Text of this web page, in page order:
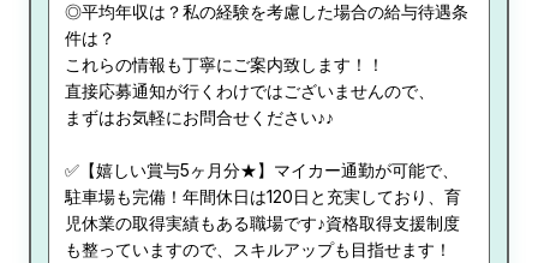
◎平均年収は？私の経験を考慮した場合の給与待遇条
件は？
これらの情報も丁寧にご案内致します！！
直接応募通知が行くわけではございませんので、
まずはお気軽にお問合せください♪♪
✅【嬉しい賞与5ヶ月分★】マイカー通勤が可能で、
駐車場も完備！年間休日は120日と充実しており、育
児休業の取得実績もある職場です♪資格取得支援制度
も整っていますので、スキルアップも目指せます！